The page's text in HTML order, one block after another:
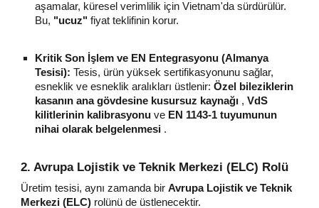
aşamalar, küresel verimlilik için Vietnam'da sürdürülür.
Bu, "ucuz" fiyat teklifinin korur.
Kritik Son İşlem ve EN Entegrasyonu (Almanya
Tesisi): Tesis, ürün yüksek sertifikasyonunu sağlar,
esneklik ve esneklik aralıkları üstlenir:Özel bileziklerin
kasanın ana gövdesine kusursuz kaynağı ,VdS
kilitlerinin kalibrasyonu ve EN 1143-1 tuyumunun
nihai olarak belgelenmesi .
2. Avrupa Lojistik ve Teknik Merkezi (ELC) Rolü
Üretim tesisi, aynı zamanda birAvrupa Lojistik ve Teknik
Merkezi (ELC) rolünü de üstlenecektir.